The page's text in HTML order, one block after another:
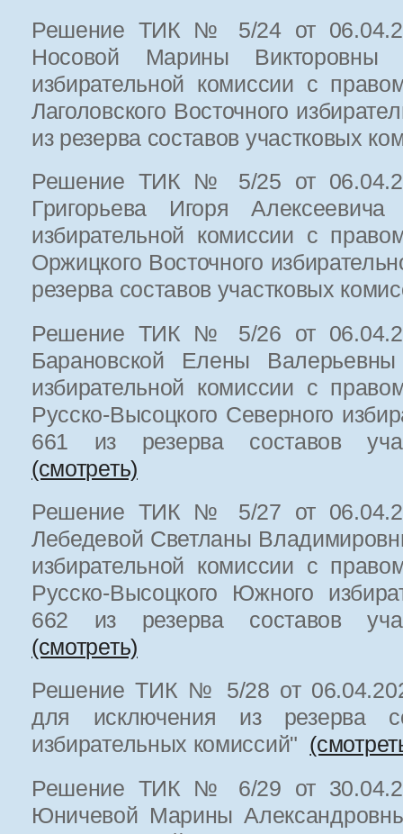
Решение ТИК № 5/24 от
Носовой Марины Викторовны
избирательной комиссии с
Лаголовского Восточного
из резерва составов участковых
Решение ТИК № 5/25 от
Григорьева Игоря
избирательной комиссии с
Оржицкого Восточного
резерва составов участковых
Решение ТИК № 5/26 от
Барановской Елены
избирательной комиссии с
Русско-Высоцкого Северного
661 из резерва составов
(смотреть)
Решение ТИК № 5/27 от
Лебедевой Светланы
избирательной комиссии с
Русско-Высоцкого Южного
662 из резерва составов
(смотреть)
Решение ТИК № 5/28 от
для исключения из резерва
избирательных комиссий"
Решение ТИК № 6/29 от
Юничевой Марины